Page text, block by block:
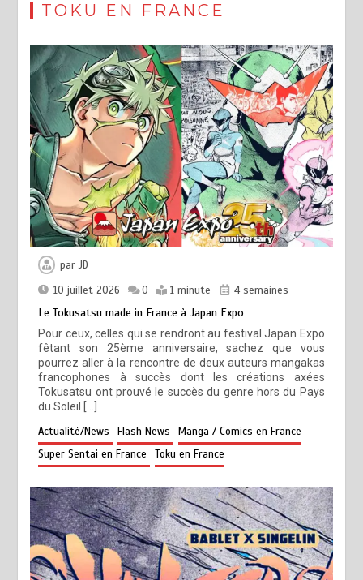
TOKU EN FRANCE
parJD
10 juillet 2026
0 1 minute 4 semaines
Le Tokusatsu made in France à Japan Expo
Pour ceux, celles qui se rendront au festival Japan Expo
fêtant son 25ème anniversaire, sachez que vous
pourrez aller à la rencontre de deux auteurs mangakas
francophones à succès dont les créations axées
Tokusatsu ont prouvé le succès du genre hors du Pays
du Soleil […]
Actualité/News
Flash News
Manga / Comics en France
Super Sentai en France
Toku en France